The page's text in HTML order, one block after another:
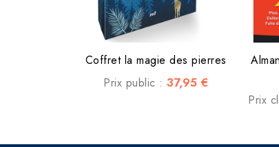
Coffret la magie des pierres
Prix public : 37,95 €
Prix